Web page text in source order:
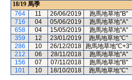
18/19 馬季
764
11 26/06/2019 跑馬地草地"B"
716
04 05/06/2019 跑馬地草地"A"
658
04 15/05/2019 跑馬地草地"A"
359
12 23/01/2019 跑馬地草地"C"
286
10 26/12/2018 跑馬地草地"C+3"
212
06 28/11/2018 跑馬地草地"A"
156
07 07/11/2018 跑馬地草地"B"
101
10 18/10/2018 跑馬地草地"C"